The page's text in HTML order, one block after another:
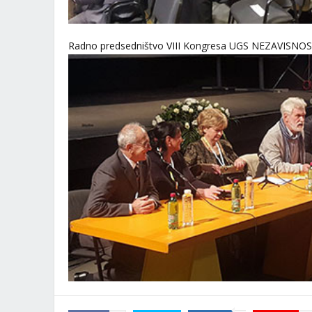
Radno predsedništvo VIII Kongresa UGS